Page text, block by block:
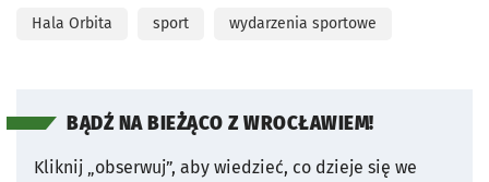
Hala Orbita sport wydarzenia sportowe
BĄDŹ NA BIEŻĄCO Z WROCŁAWIEM!
Kliknij „obserwuj”, aby wiedzieć, co dzieje się we